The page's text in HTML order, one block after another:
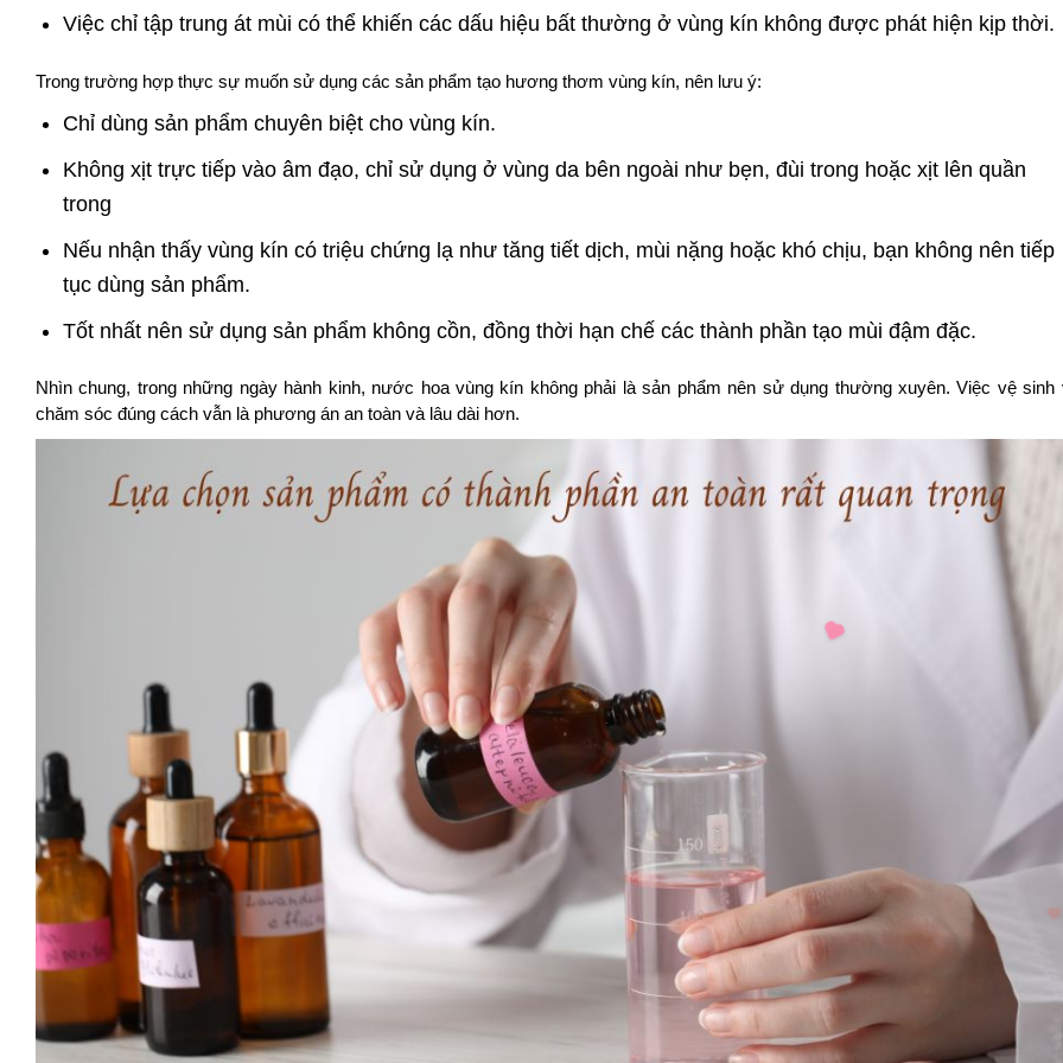
Việc chỉ tập trung át mùi có thể khiến các dấu hiệu bất thường ở vùng kín không được phát hiện kịp thời.
Trong trường hợp thực sự muốn sử dụng các sản phẩm tạo hương thơm vùng kín, nên lưu ý:
Chỉ dùng sản phẩm chuyên biệt cho vùng kín.
Không xịt trực tiếp vào âm đạo, chỉ sử dụng ở vùng da bên ngoài như bẹn, đùi trong hoặc xịt lên quần
trong
Nếu nhận thấy vùng kín có triệu chứng lạ như tăng tiết dịch, mùi nặng hoặc khó chịu, bạn không nên tiếp
tục dùng sản phẩm.
Tốt nhất nên sử dụng sản phẩm không cồn, đồng thời hạn chế các thành phần tạo mùi đậm đặc.
Nhìn chung, trong những ngày hành kinh, nước hoa vùng kín không phải là sản phẩm nên sử dụng thường xuyên. Việc vệ sinh
chăm sóc đúng cách vẫn là phương án an toàn và lâu dài hơn.